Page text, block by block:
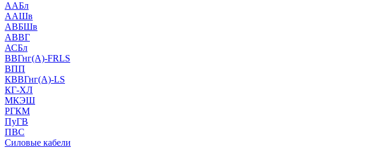
ААБл
ААШв
АВБШв
АВВГ
АСБл
ВВГнг(А)-FRLS
ВПП
КВВГнг(А)-LS
КГ-ХЛ
МКЭШ
РГКМ
ПуГВ
ПВС
Силовые кабели